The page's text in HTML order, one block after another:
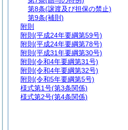
第8条(譲渡及び担保の禁止)
第9条(補則)
附則
附則 (平成24年要綱第59号)
附則 (平成24年要綱第78号)
附則 (平成31年要綱第30号)
附則 (令和4年要綱第31号)
附則 (令和4年要綱第32号)
附則 (令和5年要綱第5号)
様式第1号(第3条関係)
様式第2号(第4条関係)